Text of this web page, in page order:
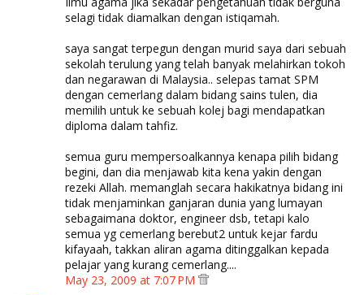
selagi tidak diamalkan dengan istiqamah.
saya sangat terpegun dengan murid saya dari sebuah
sekolah terulung yang telah banyak melahirkan tokoh
dan negarawan di Malaysia.. selepas tamat SPM
dengan cemerlang dalam bidang sains tulen, dia
memilih untuk ke sebuah kolej bagi mendapatkan
diploma dalam tahfiz.
semua guru mempersoalkannya kenapa pilih bidang
begini, dan dia menjawab kita kena yakin dengan
rezeki Allah. memanglah secara hakikatnya bidang ini
tidak menjaminkan ganjaran dunia yang lumayan
sebagaimana doktor, engineer dsb, tetapi kalo
semua yg cemerlang berebut2 untuk kejar fardu
kifayaah, takkan aliran agama ditinggalkan kepada
pelajar yang kurang cemerlang....
May 23, 2009 at 7:07 PM